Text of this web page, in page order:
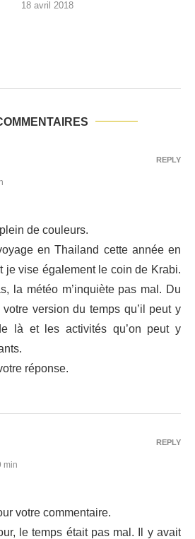
18 avril 2018
de couleurs.
en Thailand cette année en
je vise également le coin de Krabi.
la météo m’inquiète pas mal. Du
version du temps qu’il peut y
là et les activités qu’on peut y
réponse.
REPLY
min
votre commentaire.
le temps était pas mal. Il y avait
REPLY